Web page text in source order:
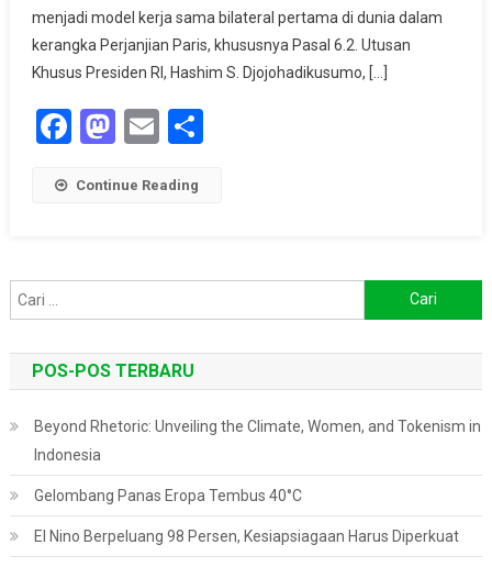
Wujudkan
Prinsip
Perjanjian
menjadi model kerja sama bilateral pertama di dunia dalam
kerangka Perjanjian Paris, khususnya Pasal 6.2. Utusan
Khusus Presiden RI, Hashim S. Djojohadikusumo, […]
Facebook
Mastodon
EmailShare
Continue Reading
untuk:
POS-POS TERBARU
Beyond Rhetoric: Unveiling the Climate, Women, and Tokenism in
Indonesia
Gelombang Panas Eropa Tembus 40°C
El Nino Berpeluang 98 Persen, Kesiapsiagaan Harus Diperkuat